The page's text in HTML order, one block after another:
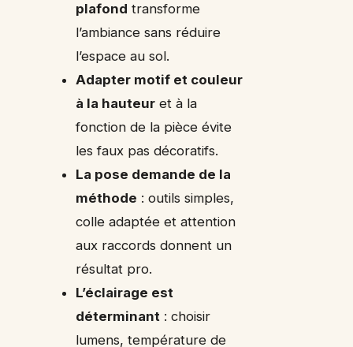
plafond transforme
l’ambiance sans réduire
l’espace au sol.
Adapter motif et couleur
à la hauteur et à la
fonction de la pièce évite
les faux pas décoratifs.
La pose demande de la
méthode : outils simples,
colle adaptée et attention
aux raccords donnent un
résultat pro.
L’éclairage est
déterminant : choisir
lumens, température de